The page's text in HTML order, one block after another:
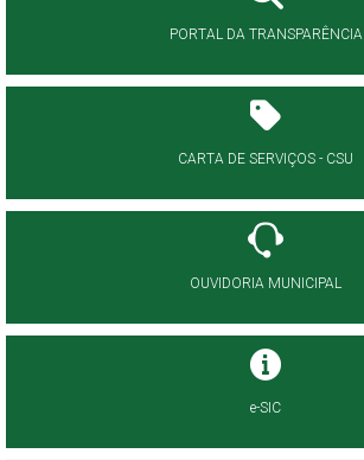
PORTAL DA TRANSPARÊNCIA
CARTA DE SERVIÇOS - CSU
OUVIDORIA MUNICIPAL
e-SIC